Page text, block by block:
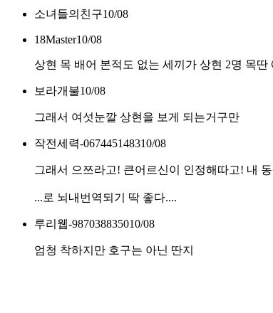
소녀들의친구10/08
18Master10/08
상현 목 배어 본적도 없는 세끼가 상현 2명 목
보라개불10/08
그래서 여섯눈깔 상현을 보게 되는거구만
작전세력-067445148310/08
그래서 으쯔라고! 큰어르신이 인정해따고! 내
...로 뇌내번역되기 딱 좋다....
루리웹-987038835010/08
엄청 착하지만 호구는 아닌 딴지